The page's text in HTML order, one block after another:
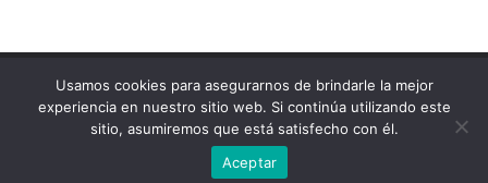
Copyright © 2026 La-Respuesta.com. Todos los derechos
reservados.
por ThemeGrill. Funciona con
Usamos cookies para asegurarnos de brindarle la mejor
experiencia en nuestro sitio web. Si continúa utilizando este
sitio, asumiremos que está satisfecho con él.
Aceptar